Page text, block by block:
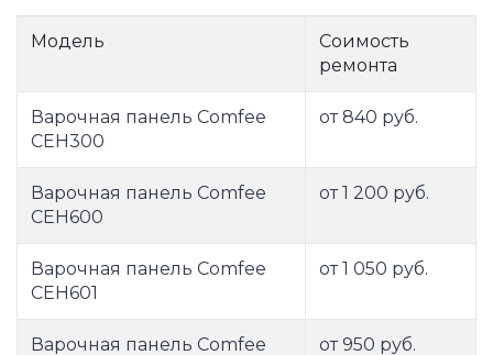
Модель
Соимость
ремонта
Варочная панель Comfee
CEH300
от 840 руб.
Варочная панель Comfee
CEH600
от 1 200 руб.
Варочная панель Comfee
CEH601
от 1 050 руб.
Варочная панель Comfee
от 950 руб.